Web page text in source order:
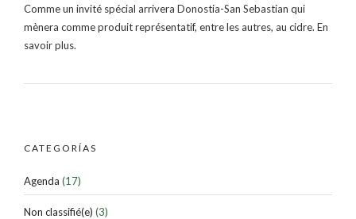
Comme un invité spécial arrivera Donostia-San Sebastian qui
mènera comme produit représentatif, entre les autres, au cidre. En
savoir plus.
CATEGORÍAS
Agenda (17)
Non classifié(e) (3)